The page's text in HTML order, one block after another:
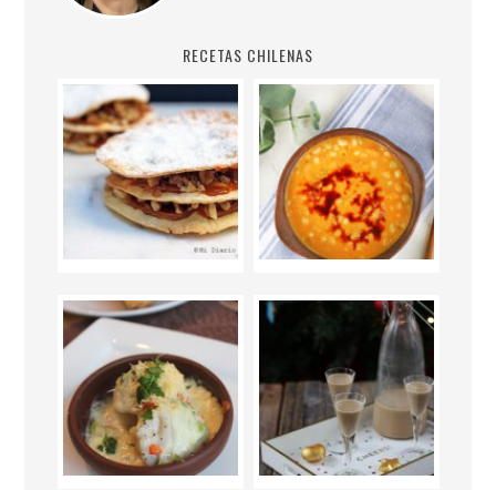
RECETAS CHILENAS